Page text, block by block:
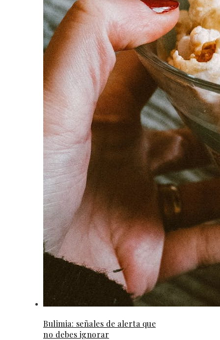
Bulimia: señales de alerta que
no debes ignorar